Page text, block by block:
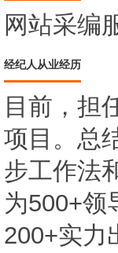
网站采编
经纪人从业经历
目前，担
项目。总
步工作法
为500+领
200+实力